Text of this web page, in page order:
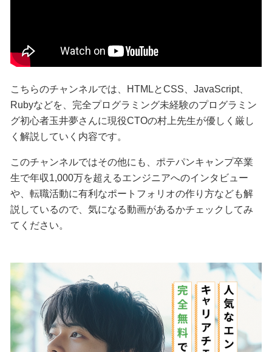
こちらのチャンネルでは、HTMLとCSS、JavaScript、
Rubyなどを、完全プログラミング未経験のプログラミン
グ初心者玉井夢さんに現役CTOの村上先生が優しく厳し
く解説していく内容です。
このチャンネルではその他にも、ポテパンキャンプ卒業
生で年収1,000万を超えるエンジニアへのインタビュー
や、転職活動に有利なポートフォリオの作り方なども解
説しているので、気になる動画があるかチェックしてみ
てください。